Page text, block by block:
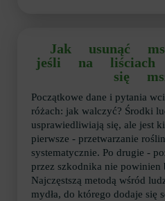
Jak usunąć
jeśli na liściach
się
Początkowe dane i pytania
różach: jak walczyć? Środki
usprawiedliwiają się, ale jest
pierwsze - przetwarzanie
systematycznie. Po drugie -
przez szkodnika nie
Najczęstszą metodą wśród
mydła, do którego dodaje się